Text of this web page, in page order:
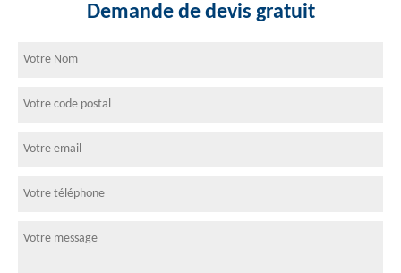
Demande de devis gratuit